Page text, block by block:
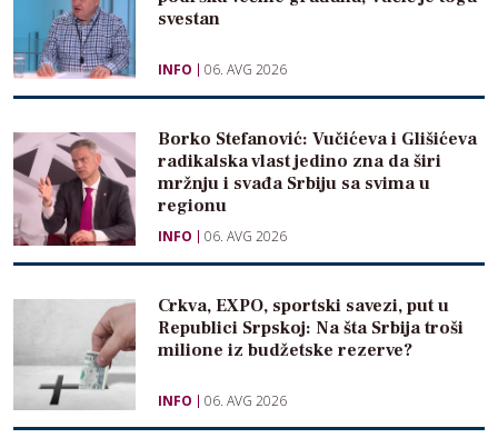
svestan
INFO 06. AVG 2026
Borko Stefanović: Vučićeva i Glišićeva
radikalska vlast jedino zna da širi
mržnju i svađa Srbiju sa svima u
regionu
INFO 06. AVG 2026
Crkva, EXPO, sportski savezi, put u
Republici Srpskoj: Na šta Srbija troši
milione iz budžetske rezerve?
INFO 06. AVG 2026